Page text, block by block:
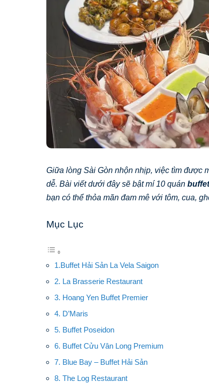
Giữa lòng Sài Gòn nhộn nhịp, việc tìm được
dễ. Bài viết dưới đây sẽ bật mí 10 quán
bạn có thể thỏa mãn đam mê với tôm, cua,
Mục Lục
1.Buffet Hải Sản La Vela Saigon
2. La Brasserie Restaurant
3. Hoang Yen Buffet Premier
4. D’Maris
5. Buffet Poseidon
6. Buffet Cửu Vân Long Premium
7. Blue Bay – Buffet Hải Sản
8. The Log Restaurant